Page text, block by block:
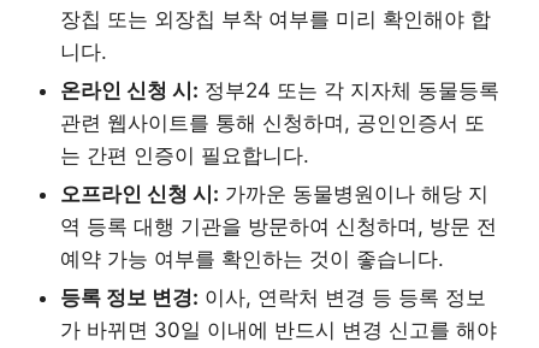
장칩 또는 외장칩 부착 여부를 미리 확인해야 합
니다.
온라인 신청 시: 정부24 또는 각 지자체 동물등록
관련 웹사이트를 통해 신청하며, 공인인증서 또
는 간편 인증이 필요합니다.
오프라인 신청 시: 가까운 동물병원이나 해당 지
역 등록 대행 기관을 방문하여 신청하며, 방문 전
예약 가능 여부를 확인하는 것이 좋습니다.
등록 정보 변경: 이사, 연락처 변경 등 등록 정보
가 바뀌면 30일 이내에 반드시 변경 신고를 해야